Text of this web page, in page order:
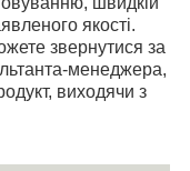
якості.
звернутися за
менеджера,
виходячи з